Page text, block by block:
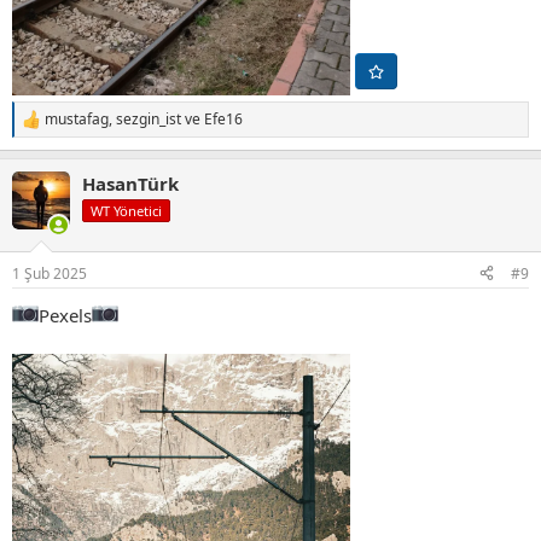
T
e
k
i
l
mustafag,sezgin_istve Efe16
HasanTürk
WT Yönetici
1 Şub 2025 #9
Pexels